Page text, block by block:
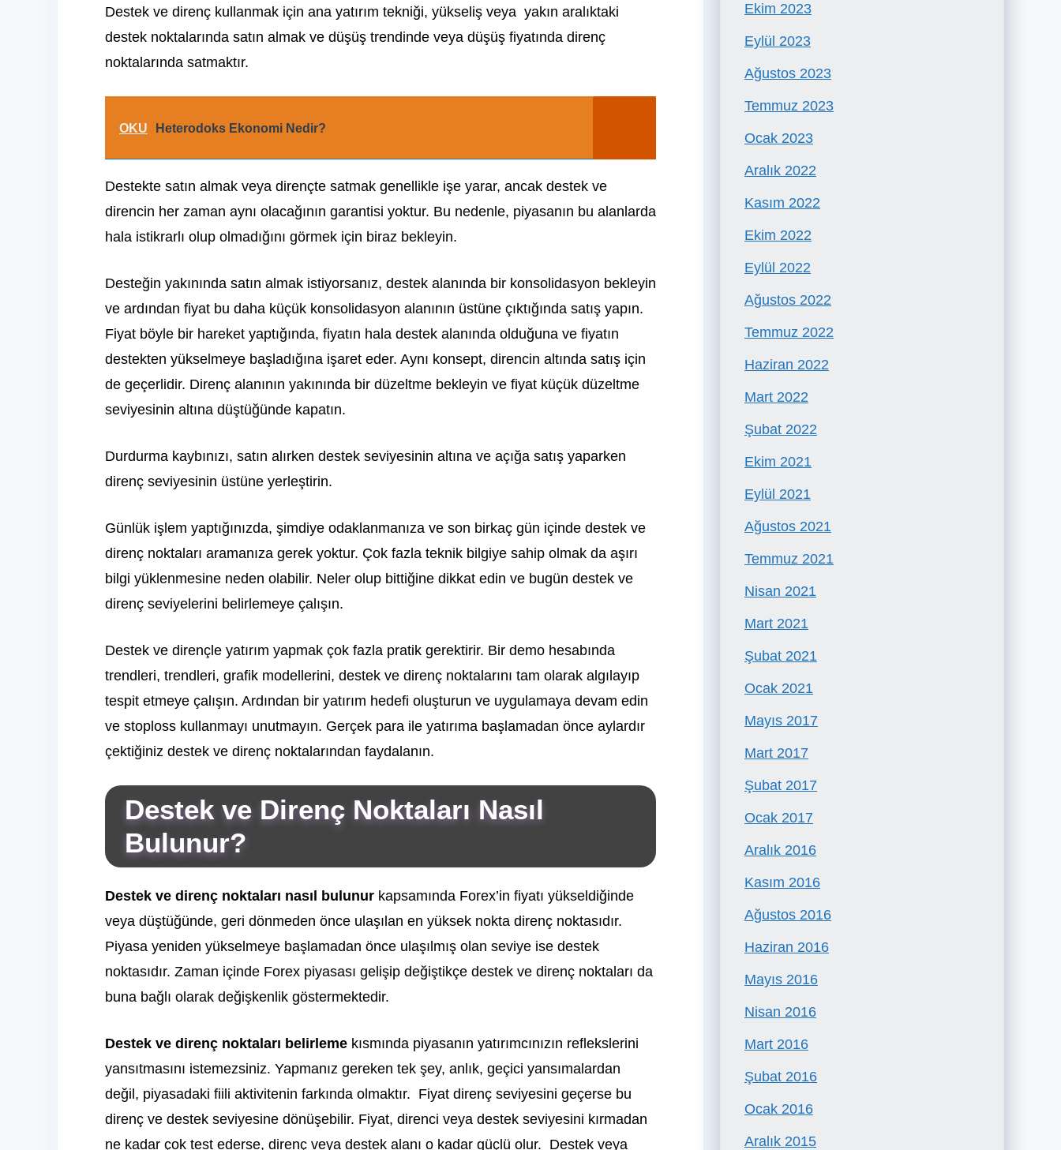
Destek ve direnç kullanmak için ana yatırım tekniği, yükseliş veya yakın aralıktaki
destek noktalarında satın almak ve düşüş trendinde veya düşüş fiyatında direnç
noktalarında satmaktır.
OKU Heterodoks Ekonomi Nedir?
Destekte satın almak veya dirençte satmak genellikle işe yarar, ancak destek ve
direncin her zaman aynı olacağının garantisi yoktur. Bu nedenle, piyasanın bu alanlarda
hala istikrarlı olup olmadığını görmek için biraz bekleyin.
Desteğin yakınında satın almak istiyorsanız, destek alanında bir konsolidasyon bekleyin
ve ardından fiyat bu daha küçük konsolidasyon alanının üstüne çıktığında satış yapın.
Fiyat böyle bir hareket yaptığında, fiyatın hala destek alanında olduğuna ve fiyatın
destekten yükselmeye başladığına işaret eder. Aynı konsept, direncin altında satış için
de geçerlidir. Direnç alanının yakınında bir düzeltme bekleyin ve fiyat küçük düzeltme
seviyesinin altına düştüğünde kapatın.
Durdurma kaybınızı, satın alırken destek seviyesinin altına ve açığa satış yaparken
direnç seviyesinin üstüne yerleştirin.
Günlük işlem yaptığınızda, şimdiye odaklanmanıza ve son birkaç gün içinde destek ve
direnç noktaları aramanıza gerek yoktur. Çok fazla teknik bilgiye sahip olmak da aşırı
bilgi yüklenmesine neden olabilir. Neler olup bittiğine dikkat edin ve bugün destek ve
direnç seviyelerini belirlemeye çalışın.
Destek ve dirençle yatırım yapmak çok fazla pratik gerektirir. Bir demo hesabında
trendleri, trendleri, grafik modellerini, destek ve direnç noktalarını tam olarak algılayıp
tespit etmeye çalışın. Ardından bir yatırım hedefi oluşturun ve uygulamaya devam edin
ve stoploss kullanmayı unutmayın. Gerçek para ile yatırıma başlamadan önce aylardır
çektiğiniz destek ve direnç noktalarından faydalanın.
Destek ve Direnç Noktaları Nasıl
Bulunur?
Destek ve direnç noktaları nasıl bulunur kapsamında Forex’in fiyatı yükseldiğinde
veya düştüğünde, geri dönmeden önce ulaşılan en yüksek nokta direnç noktasıdır.
Piyasa yeniden yükselmeye başlamadan önce ulaşılmış olan seviye ise destek
noktasıdır. Zaman içinde Forex piyasası gelişip değiştikçe destek ve direnç noktaları da
buna bağlı olarak değişkenlik göstermektedir.
Destek ve direnç noktaları belirleme kısmında piyasanın yatırımcınızın reflekslerini
yansıtmasını istemezsiniz. Yapmanız gereken tek şey, anlık, geçici yansımalardan
değil, piyasadaki fiili aktivitenin farkında olmaktır. Fiyat direnç seviyesini geçerse bu
direnç ve destek seviyesine dönüşebilir. Fiyat, direnci veya destek seviyesini kırmadan
ne kadar çok test ederse, direnç veya destek alanı o kadar güçlü olur. Destek veya
Ekim 2023
Eylül 2023
Ağustos 2023
Temmuz 2023
Ocak 2023
Aralık 2022
Kasım 2022
Ekim 2022
Eylül 2022
Ağustos 2022
Temmuz 2022
Haziran 2022
Mart 2022
Şubat 2022
Ekim 2021
Eylül 2021
Ağustos 2021
Temmuz 2021
Nisan 2021
Mart 2021
Şubat 2021
Ocak 2021
Mayıs 2017
Mart 2017
Şubat 2017
Ocak 2017
Aralık 2016
Kasım 2016
Ağustos 2016
Haziran 2016
Mayıs 2016
Nisan 2016
Mart 2016
Şubat 2016
Ocak 2016
Aralık 2015